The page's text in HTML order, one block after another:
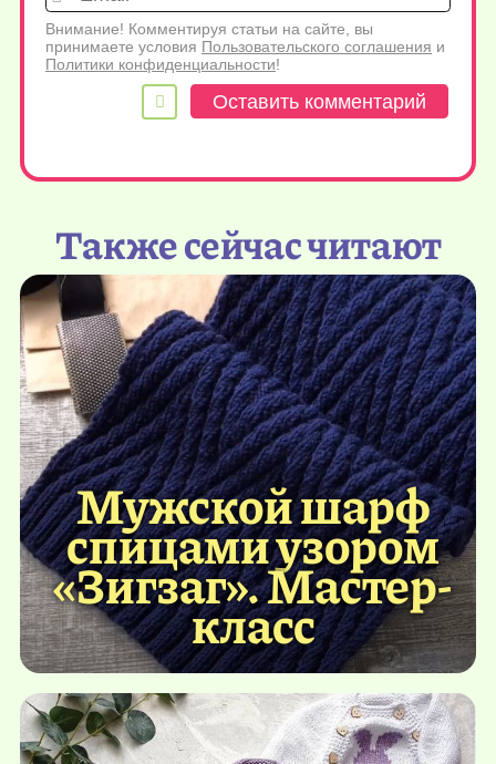
Внимание! Комментируя статьи на сайте, вы
принимаете условия Пользовательского соглашения и
Политики конфиденциальности!
Также сейчас читают
Мужской шарф
спицами узором
«Зигзаг». Мастер-
класс